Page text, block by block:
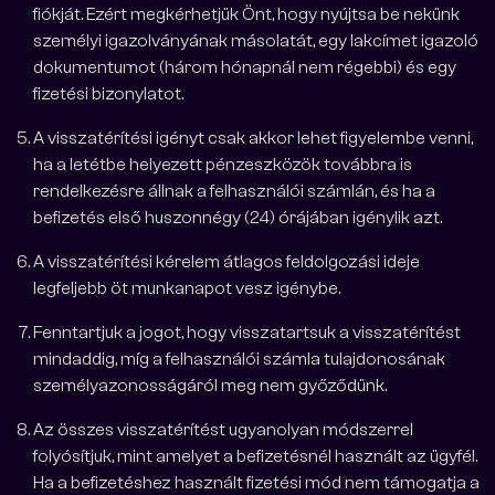
fiókját. Ezért megkérhetjük Önt, hogy nyújtsa be nekünk
személyi igazolványának másolatát, egy lakcímet igazoló
dokumentumot (három hónapnál nem régebbi) és egy
fizetési bizonylatot.
A visszatérítési igényt csak akkor lehet figyelembe venni,
ha a letétbe helyezett pénzeszközök továbbra is
rendelkezésre állnak a felhasználói számlán, és ha a
befizetés első huszonnégy (24) órájában igénylik azt.
A visszatérítési kérelem átlagos feldolgozási ideje
legfeljebb öt munkanapot vesz igénybe.
Fenntartjuk a jogot, hogy visszatartsuk a visszatérítést
mindaddig, míg a felhasználói számla tulajdonosának
személyazonosságáról meg nem győződünk.
Az összes visszatérítést ugyanolyan módszerrel
folyósítjuk, mint amelyet a befizetésnél használt az ügyfél.
Ha a befizetéshez használt fizetési mód nem támogatja a